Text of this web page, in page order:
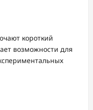
короткий
возможности для